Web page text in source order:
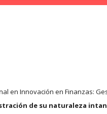
en Innovación en Finanzas:
de su naturaleza